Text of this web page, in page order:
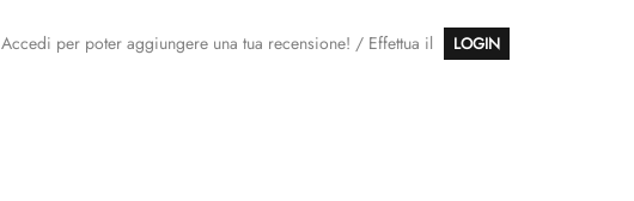
Accedi per poter aggiungere una tua recensione! / Effettua il LOGIN